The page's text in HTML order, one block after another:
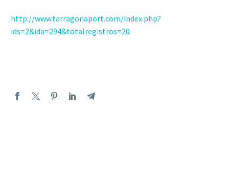
http://www.tarragonaport.com/index.php?
ids=2&ida=294&totalregistros=20